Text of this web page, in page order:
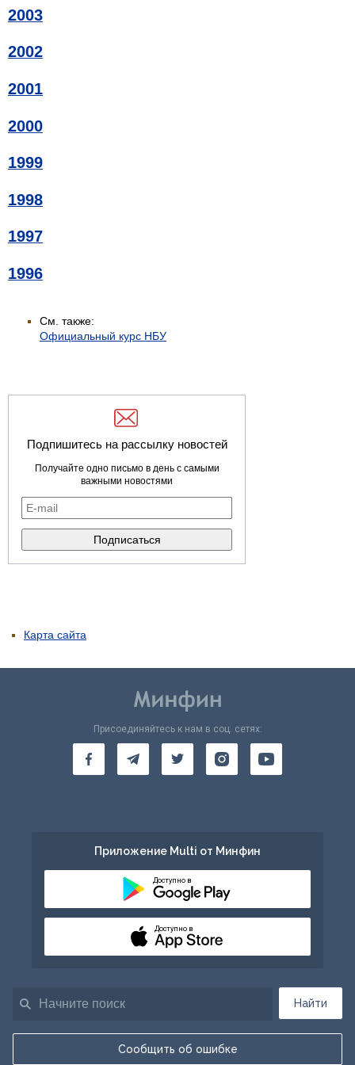
2003
2002
2001
2000
1999
1998
1997
1996
См. также:
Официальный курс НБУ
Подпишитесь на рассылку новостей
Получайте одно письмо в день с самыми
важными новостями
Карта сайта
Найти
Сообщить об ошибке
Присоединяйтесь к нам в соц. сетях:
Приложение Multi от Минфин
Доступно в
Доступно в